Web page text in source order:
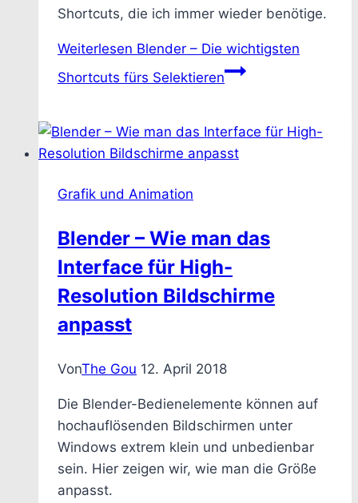
Shortcuts, die ich immer wieder benötige.
Weiterlesen Blender – Die wichtigsten
Shortcuts fürs Selektieren
Grafik und Animation
Blender – Wie man das
Interface für High-
Resolution Bildschirme
anpasst
VonThe Gou 12. April 2018
Die Blender-Bedienelemente können auf
hochauflösenden Bildschirmen unter
Windows extrem klein und unbedienbar
sein. Hier zeigen wir, wie man die Größe
anpasst.